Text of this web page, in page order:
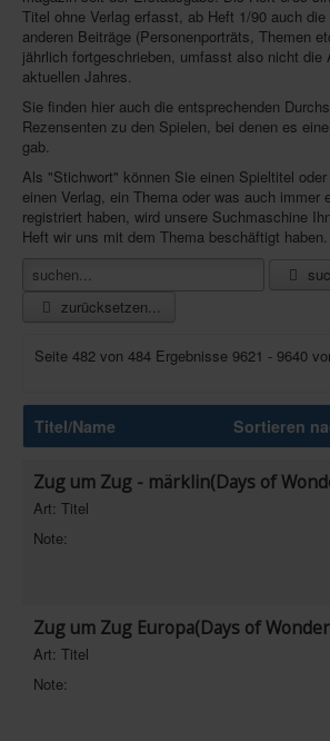
Podcast
SpieleMag
Infos
Shop
Download spielbox Special 2025
Newsletter
Spieledatenbank
Premium login
Neuheiten-New Games
Köpfe-Heads
Branchen-/Wirtschaftsnews
Crowdfunding
Veranstaltungen-Events
Titel ohne Verlag erfasst, ab Heft 1/90 auch
anderen Beiträge (Personenporträts, Themen
jährlich fortgeschrieben, umfasst also nicht die
aktuellen Jahres.
Sie finden hier auch die entsprechenden
Rezensenten zu den Spielen, bei denen es
gab.
Als "Stichwort" können Sie einen Spieltitel
einen Verlag, ein Thema oder was auch immer
registriert haben, wird unsere Suchmaschine
Heft wir uns mit dem Thema beschäftigt haben.
zurücksetzen...
Seite 482 von 484 Ergebnisse 9621 - 9640
Titel/Name Sortieren
Zug um Zug - märklin(Days of
Art: Titel
Note:
Zug um Zug Europa(Days of
Art: Titel
Note: